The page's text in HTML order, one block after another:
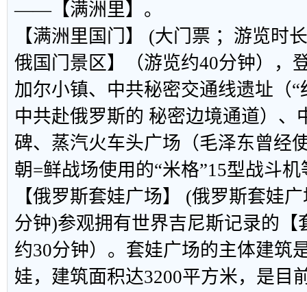
——【满洲里】。
【满洲里国门 】
(大门票 ；游览时
俄国门景区】（游览约40分钟），
加尔小镇、中共秘密交通线遗址（
中共赴俄罗斯的 秘密边境通道）、
碑、蒸汽火车头广场（毛泽东曾经
朝=鲜战场使用的“米格”15型战斗机
【俄罗斯套娃广场】
(俄罗斯套娃
分钟)参观拥有世界吉尼斯记录的【
约30分钟）。套娃广场的主体建筑
娃，建筑面积达3200平方米，是目